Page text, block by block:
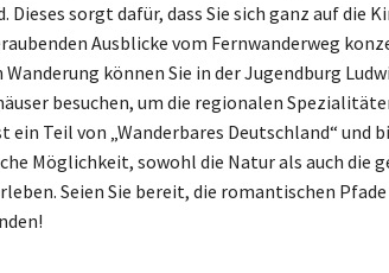
Dieses sorgt dafür, dass Sie sich ganz auf die
Ausblicke vom Fernwanderweg
können Sie in der Jugendburg
besuchen, um die regionalen
ein Teil von „Wanderbares Deutschland“ und
Möglichkeit, sowohl die Natur als auch die
Seien Sie bereit, die romantischen